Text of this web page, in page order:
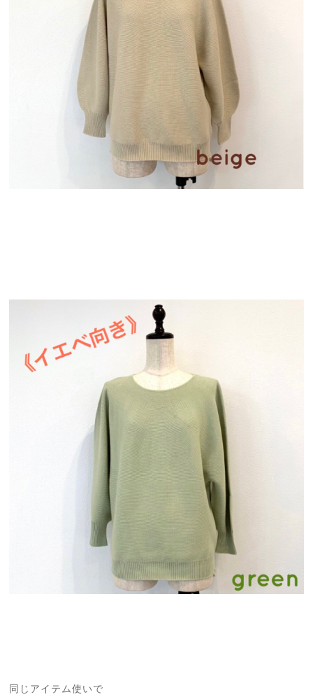
同じアイテム使いで